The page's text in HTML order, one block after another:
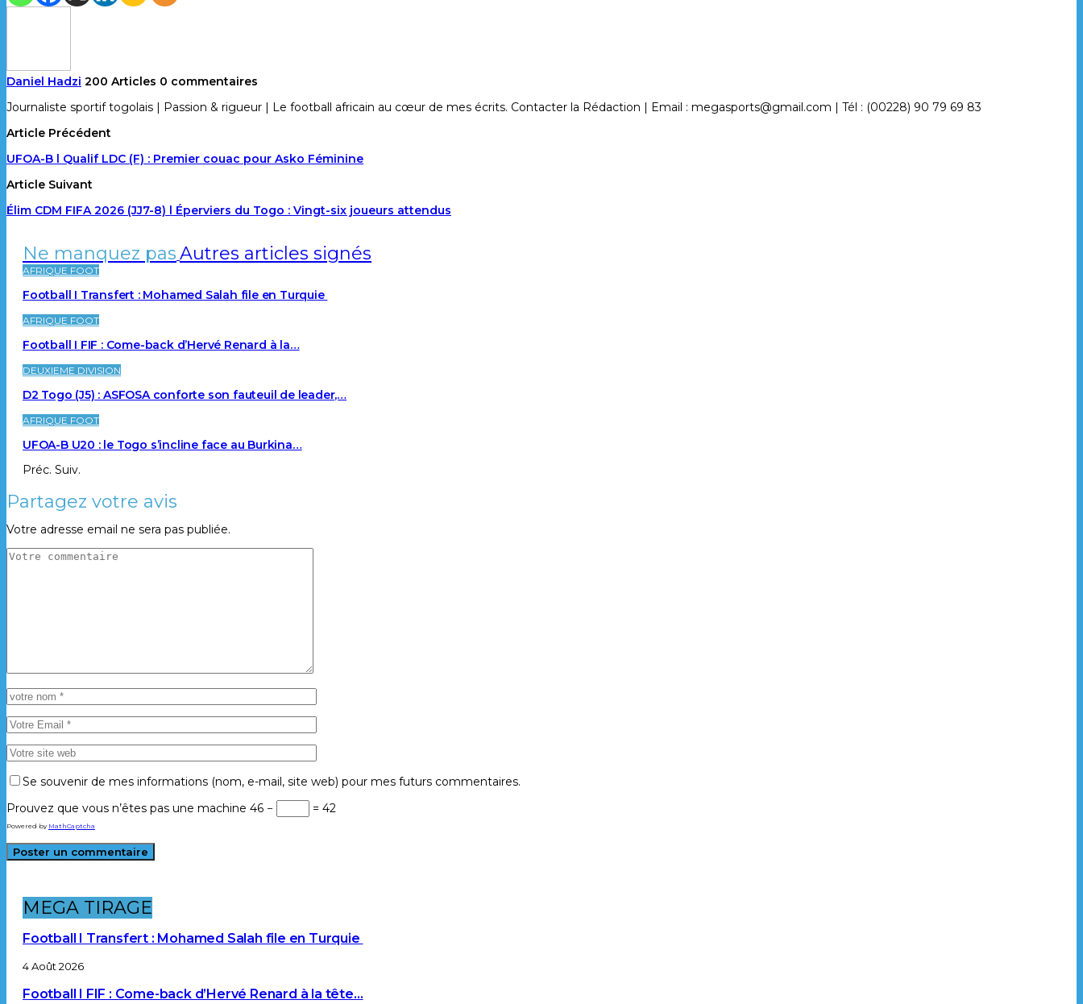
Daniel Hadzi 200 Articles 0 commentaires
Journaliste sportif togolais | Passion & rigueur | Le football africain au cœur de mes écrits. Contacter la Rédaction | Email : megasports@gmail.com | Tél : (00228) 90 79 69 83
Article Précédent
UFOA-B l Qualif LDC (F) : Premier couac pour Asko Féminine
Article Suivant
Élim CDM FIFA 2026 (JJ7-8) l Éperviers du Togo : Vingt-six joueurs attendus
Ne manquez pasAutres articles signés
AFRIQUE FOOT
Football I Transfert : Mohamed Salah file en Turquie
AFRIQUE FOOT
Football I FIF : Come-back d’Hervé Renard à la…
DEUXIEME DIVISION
D2 Togo (J5) : ASFOSA conforte son fauteuil de leader,…
AFRIQUE FOOT
UFOA-B U20 : le Togo s’incline face au Burkina…
Préc. Suiv.
Partagez votre avis
Votre adresse email ne sera pas publiée.
Se souvenir de mes informations (nom, e-mail, site web) pour mes futurs commentaires.
Prouvez que vous n’êtes pas une machine 46 − = 42
Powered by MathCaptcha
MEGA TIRAGE
Football I Transfert : Mohamed Salah file en Turquie
4 Août 2026
Football I FIF : Come-back d’Hervé Renard à la tête…